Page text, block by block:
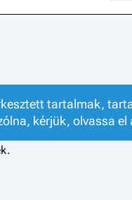
tartalmak,
kérjük, olvassa el